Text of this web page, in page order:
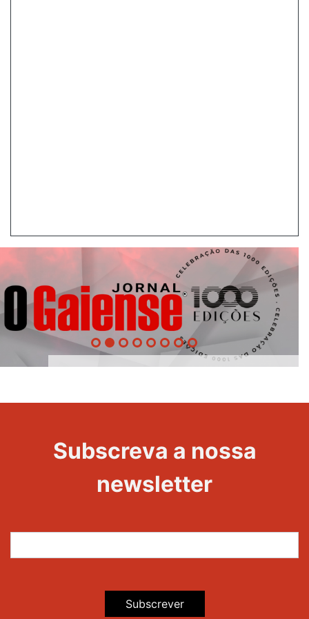
Evento
Subscreva a nossa
newsletter
Subscrever